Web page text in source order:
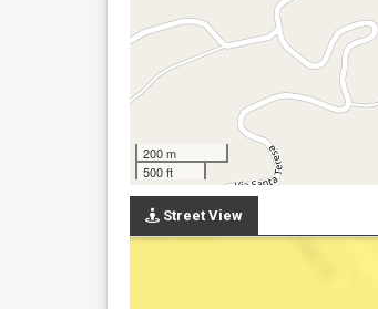
200 m
500 ft
Street View